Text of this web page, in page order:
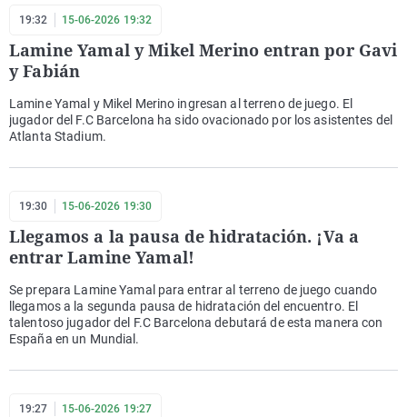
19:32 15-06-2026 19:32
Lamine Yamal y Mikel Merino entran por Gavi
y Fabián
Lamine Yamal y Mikel Merino ingresan al terreno de juego. El
jugador del F.C Barcelona ha sido ovacionado por los asistentes del
Atlanta Stadium.
19:30 15-06-2026 19:30
Llegamos a la pausa de hidratación. ¡Va a
entrar Lamine Yamal!
Se prepara Lamine Yamal para entrar al terreno de juego cuando
llegamos a la segunda pausa de hidratación del encuentro. El
talentoso jugador del F.C Barcelona debutará de esta manera con
España en un Mundial.
19:27 15-06-2026 19:27